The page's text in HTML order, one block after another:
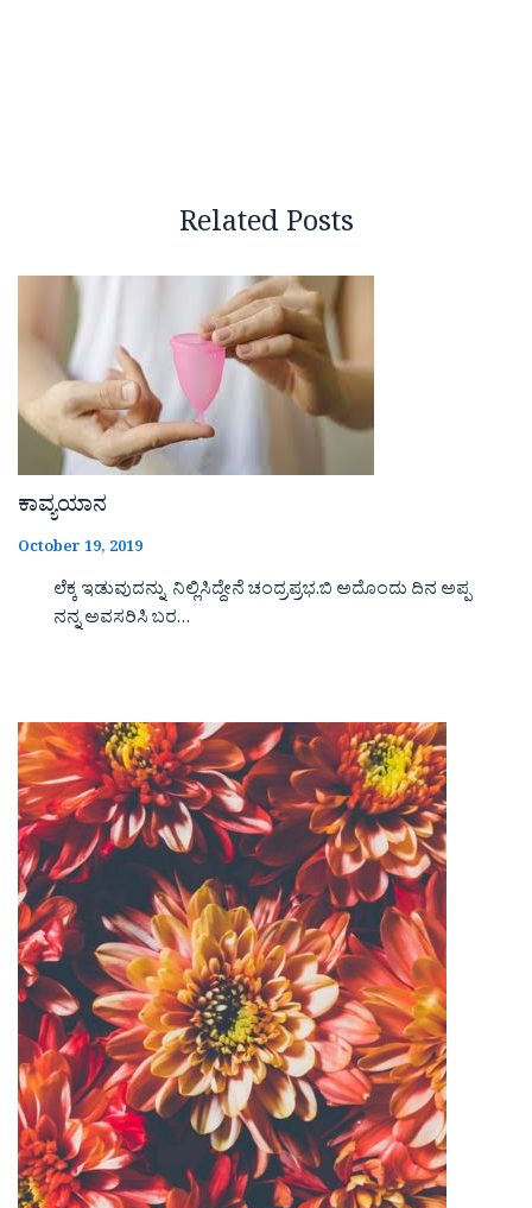
Related Posts
ಕಾವ್ಯಯಾನ
October 19, 2019
ಲೆಕ್ಕ ಇಡುವುದನ್ನು ನಿಲ್ಲಿಸಿದ್ದೇನೆ ಚಂದ್ರಪ್ರಭ.ಬಿ ಅದೊಂದು ದಿನ ಅಪ್ಪ
ನನ್ನ ಅವಸರಿಸಿ ಬರ…